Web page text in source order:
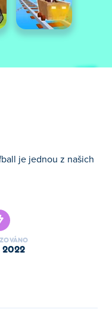
je jednou z našich
2022